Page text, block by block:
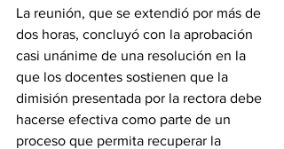
La reunión, que se extendió por más de
dos horas, concluyó con la aprobación
casi unánime de una resolución en la
que los docentes sostienen que la
dimisión presentada por la rectora debe
hacerse efectiva como parte de un
proceso que permita recuperar la